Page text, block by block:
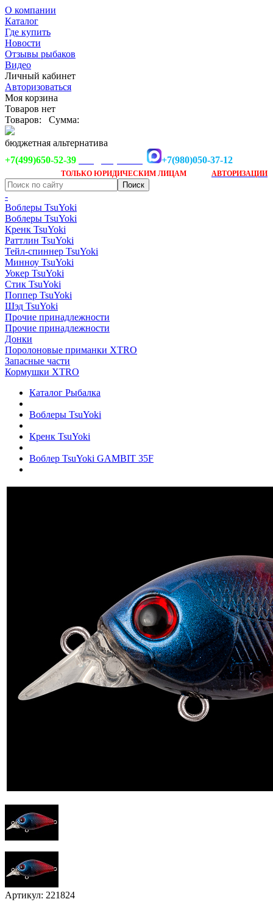
О компании
Каталог
Где купить
Новости
Отзывы рыбаков
Видео
Личный кабинет
Авторизоваться
Моя корзина
Товаров нет
Товаров:
Сумма:
бюджетная альтернатива
+7(499)650-52-39
+7(980)050-37-12
ТОЛЬКО ЮРИДИЧЕСКИМ ЛИЦАМ АВТОРИЗАЦИИ
-
Воблеры TsuYoki
Воблеры TsuYoki
Кренк TsuYoki
Раттлин TsuYoki
Тейл-спиннер TsuYoki
Минноу TsuYoki
Уокер TsuYoki
Стик TsuYoki
Поппер TsuYoki
Шэд TsuYoki
Прочие принадлежности
Прочие принадлежности
Донки
Поролоновые приманки XTRO
Запасные части
Кормушки XTRO
Каталог Рыбалка
Воблеры TsuYoki
Кренк TsuYoki
Воблер TsuYoki GAMBIT 35F
Артикул: 221824